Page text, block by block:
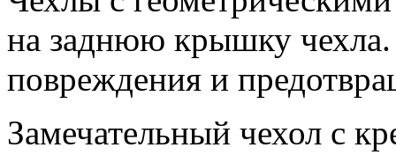
на заднюю крышку
повреждения и
Замечательный чехол с